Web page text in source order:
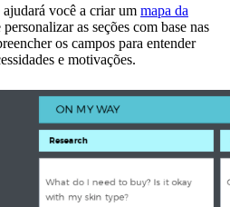
você a criar um mapa da
as seções com base nas
os campos para entender
e motivações.